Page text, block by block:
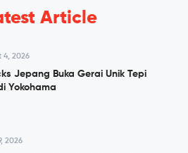
Article
4, 2026
Jepang Buka Gerai Unik Tepi
Yokohama
2026